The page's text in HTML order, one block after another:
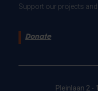
Support our projects
Donate
Pleinlaan 2 -